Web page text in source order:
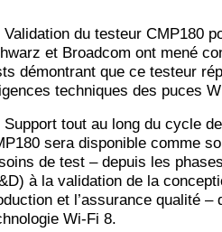
Validation du testeur CMP180
et Broadcom ont mené
démontrant que ce testeur
techniques des puces
Support tout au long du cycle
sera disponible comme
de test – depuis les
à la validation de la
et l’assurance qualité
Wi-Fi 8.